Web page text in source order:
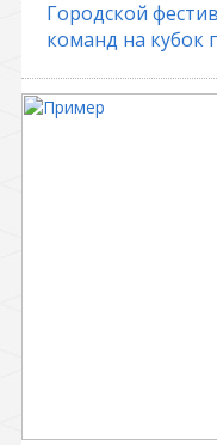
Городской
команд на кубок